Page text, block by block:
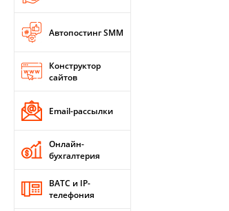
Автопостинг SMM
Конструктор
сайтов
Email-рассылки
Онлайн-
бухгалтерия
ВАТС и IP-
телефония